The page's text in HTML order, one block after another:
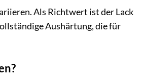
Als Richtwert ist der Lack
Aushärtung, die für